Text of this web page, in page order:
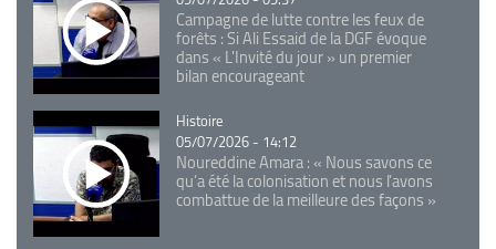
Campagne de lutte contre les feux de
forêts : Si Ali Essaid de la DGF évoque
dans « L'Invité du jour » un premier
bilan encourageant
Catégorie
Histoire
05/07/2026 - 14:12
Noureddine Amara : « Nous savons ce
qu’a été la colonisation et nous l’avons
combattue de la meilleure des façons »